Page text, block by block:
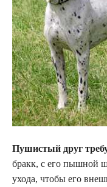
Пушистый друг
бракк, с его пышной
ухода, чтобы его